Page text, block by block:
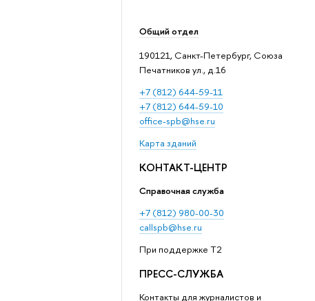
Общий отдел
190121, Санкт-Петербург, Союза
Печатников ул., д.16
+7 (812) 644-59-11
+7 (812) 644-59-10
office-spb@hse.ru
Карта зданий
КОНТАКТ-ЦЕНТР
Справочная служба
+7 (812) 980-00-30
callspb@hse.ru
При поддержке T2
ПРЕСС-СЛУЖБА
Контакты для журналистов и